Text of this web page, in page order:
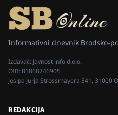
Informativni dnevnik Brodsko-
Izdavač: Javnost info d.o.o.
OIB:81868746905
Josipa Jurja Strossmayera 341, 31000
REDAKCIJA